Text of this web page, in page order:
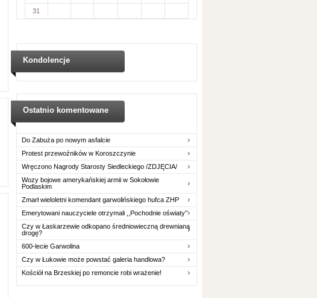
31
Kondolencje
Ostatnio komentowane
Do Zabuża po nowym asfalcie
Protest przewoźników w Koroszczynie
Wręczono Nagrody Starosty Siedleckiego /ZDJĘCIA/
Wozy bojowe amerykańskiej armii w Sokołowie
Podlaskim
Zmarł wieloletni komendant garwolińskiego hufca ZHP
Emerytowani nauczyciele otrzymali ,,Pochodnie oświaty’’
Czy w Łaskarzewie odkopano średniowieczną drewnianą
drogę?
600-lecie Garwolina
Czy w Łukowie może powstać galeria handlowa?
Kościół na Brzeskiej po remoncie robi wrażenie!